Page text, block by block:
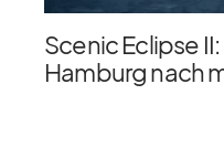
Scenic Eclipse
Hamburg nach